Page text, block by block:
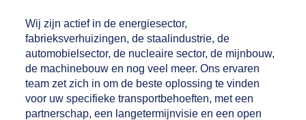
Wij zijn actief in de energiesector,
fabrieksverhuizingen, de staalindustrie, de
automobielsector, de nucleaire sector, de mijnbouw,
de machinebouw en nog veel meer. Ons ervaren
team zet zich in om de beste oplossing te vinden
voor uw specifieke transportbehoeften, met een
partnerschap, een langetermijnvisie en een open